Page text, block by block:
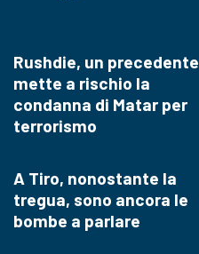
Rushdie, un precedente
mette a rischio la
condanna di Matar per
terrorismo
A Tiro, nonostante la
tregua, sono ancora le
bombe a parlare